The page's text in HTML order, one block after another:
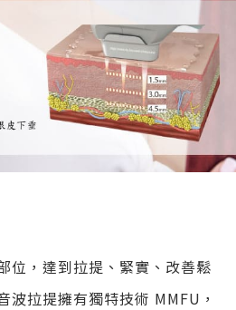
位，達到拉提、緊實、改善鬆
波拉提擁有獨特技術 MMFU，